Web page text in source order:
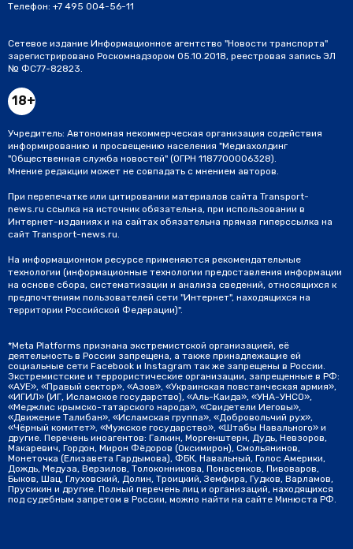
Телефон: +7 495 004-56-11
Сетевое издание Информационное агентство "Новости транспорта"
зарегистрировано Роскомнадзором 05.10.2018, реестровая запись ЭЛ
№ ФС77-82823.
18+
Учредитель: Автономная некоммерческая организация содействия
информированию и просвещению населения "Медиахолдинг
"Общественная служба новостей" (ОГРН 1187700006328).
Мнение редакции может не совпадать с мнением авторов.
При перепечатке или цитировании материалов сайта Transport-
news.ru ссылка на источник обязательна, при использовании в
Интернет-изданиях и на сайтах обязательна прямая гиперссылка на
сайт Transport-news.ru.
На информационном ресурсе применяются рекомендательные
технологии (информационные технологии предоставления информации
на основе сбора, систематизации и анализа сведений, относящихся к
предпочтениям пользователей сети "Интернет", находящихся на
территории Российской Федерации)".
*Meta Platforms признана экстремистской организацией, её
деятельность в России запрещена, а также принадлежащие ей
социальные сети Facebook и Instagram так же запрещены в России.
Экстремистские и террористические организации, запрещенные в РФ:
«АУЕ», «Правый сектор», «Азов», «Украинская повстанческая армия»,
«ИГИЛ» (ИГ, Исламское государство), «Аль-Каида», «УНА-УНСО»,
«Меджлис крымско-татарского народа», «Свидетели Иеговы»,
«Движение Талибан», «Исламская группа», «Добровольчий рух»,
«Чёрный комитет», «Мужское государство», «Штабы Навального» и
другие. Перечень иноагентов: Галкин, Моргенштерн, Дудь, Невзоров,
Макаревич, Гордон, Мирон Фёдоров (Оксимирон), Смольянинов,
Монеточка (Елизавета Гардымова), ФБК, Навальный, Голос Америки,
Дождь, Медуза, Верзилов, Толоконникова, Понасенков, Пивоваров,
Быков, Шац, Глуховский, Долин, Троицкий, Земфира, Гудков, Варламов,
Прусикин и другие. Полный перечень лиц и организаций, находящихся
под судебным запретом в России, можно найти на сайте Минюста РФ.